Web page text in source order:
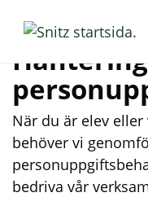
Hantering av
När du är elev
behöver vi
bedriva vår